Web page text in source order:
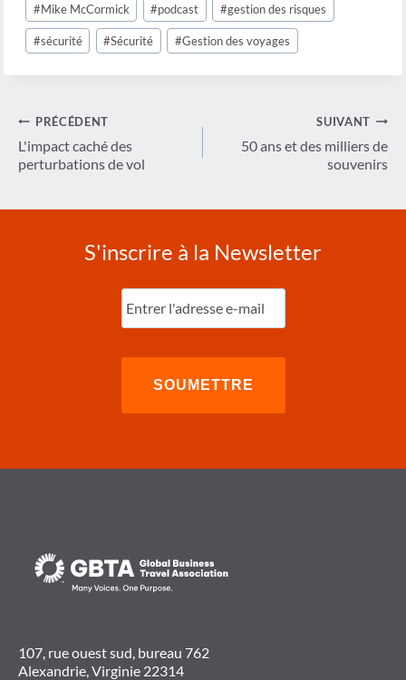
#Mike McCormick #podcast #gestion des risques
#sécurité #Sécurité #Gestion des voyages
Navigation
de
l’article
PRÉCÉDENT
L'impact caché des
perturbations de vol
SUIVANT
50 ans et des milliers de
souvenirs
S'inscrire à la Newsletter
Entrez
l'e-
mail
107, rue ouest sud, bureau 762
Alexandrie, Virginie 22314